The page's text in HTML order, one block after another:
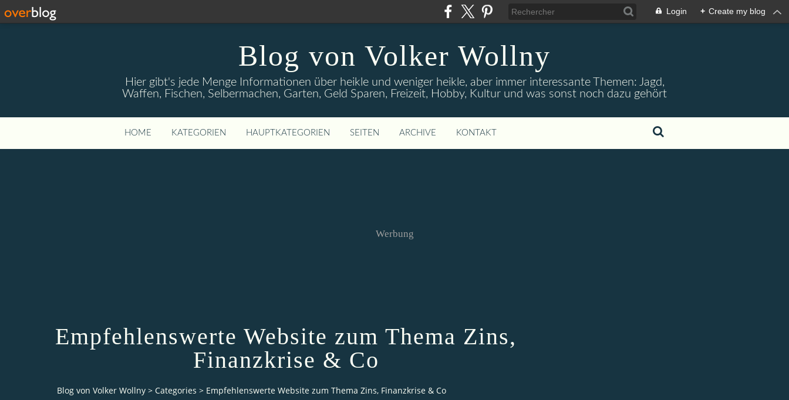
Login + Create my blog
Blog von Volker Wollny
Hier gibt's jede Menge Informationen über heikle und weniger heikle, aber immer interessante Themen: Jagd,
Waffen, Fischen, Selbermachen, Garten, Geld Sparen, Freizeit, Hobby, Kultur und was sonst noch dazu gehört
HOME KATEGORIEN HAUPTKATEGORIEN SEITEN ARCHIVE KONTAKT
Werbung
Empfehlenswerte Website zum Thema Zins,
Finanzkrise & Co
Blog von Volker Wollny > Categories > Empfehlenswerte Website zum Thema Zins, Finanzkrise & Co